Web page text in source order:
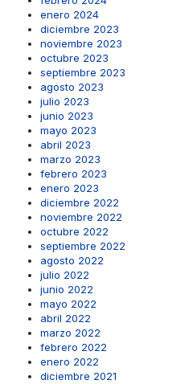
enero 2024
diciembre 2023
noviembre 2023
octubre 2023
septiembre 2023
agosto 2023
julio 2023
junio 2023
mayo 2023
abril 2023
marzo 2023
febrero 2023
enero 2023
diciembre 2022
noviembre 2022
octubre 2022
septiembre 2022
agosto 2022
julio 2022
junio 2022
mayo 2022
abril 2022
marzo 2022
febrero 2022
enero 2022
diciembre 2021